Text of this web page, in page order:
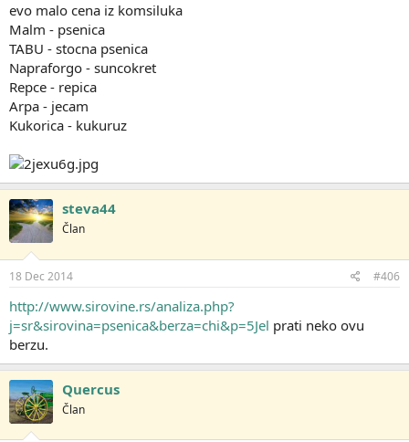
evo malo cena iz komsiluka
Malm - psenica
TABU - stocna psenica
Napraforgo - suncokret
Repce - repica
Arpa - jecam
Kukorica - kukuruz
steva44
Član
18 Dec 2014 #406
http://www.sirovine.rs/analiza.php?
j=sr&sirovina=psenica&berza=chi&p=5Jel prati neko ovu
berzu.
Quercus
Član